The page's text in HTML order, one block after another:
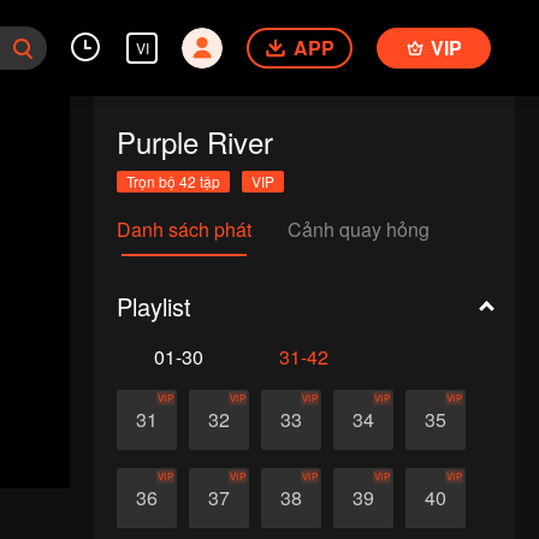
VI APP VIP
Purple River
Trọn bộ 42 tập VIP
Danh sách phát Cảnh quay hỏng
Playlist
01-30 31-42
31
VIP
32
VIP
33
VIP
34
VIP
35
VIP
36
VIP
37
VIP
38
VIP
39
VIP
40
VIP